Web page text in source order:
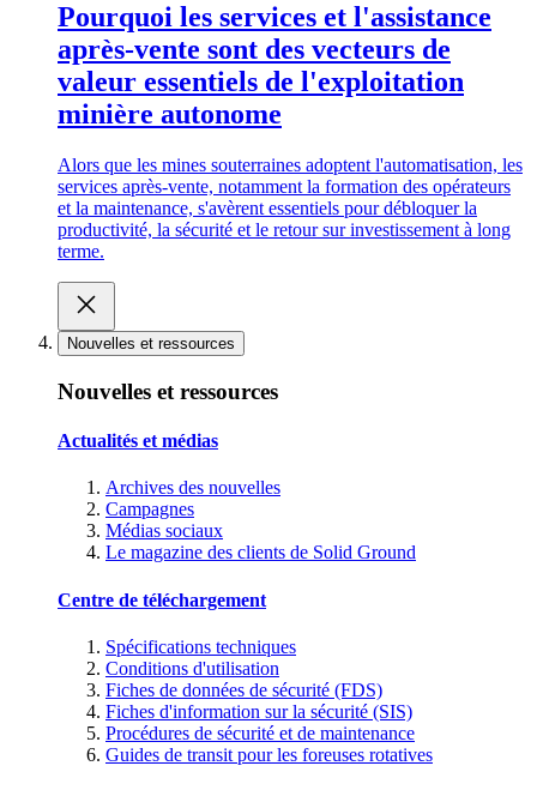
Pourquoi les services et l'assistance
après-vente sont des vecteurs de
valeur essentiels de l'exploitation
minière autonome
Alors que les mines souterraines adoptent l'automatisation, les
services après-vente, notamment la formation des opérateurs
et la maintenance, s'avèrent essentiels pour débloquer la
productivité, la sécurité et le retour sur investissement à long
terme.
Nouvelles et ressources
Nouvelles et ressources
Actualités et médias
Archives des nouvelles
Campagnes
Médias sociaux
Le magazine des clients de Solid Ground
Centre de téléchargement
Spécifications techniques
Conditions d'utilisation
Fiches de données de sécurité (FDS)
Fiches d'information sur la sécurité (SIS)
Procédures de sécurité et de maintenance
Guides de transit pour les foreuses rotatives